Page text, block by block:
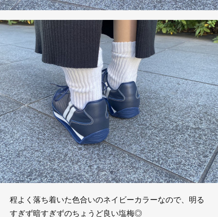
程よく落ち着いた色合いのネイビーカラーなので、明る
すぎず暗すぎずのちょうど良い塩梅◎